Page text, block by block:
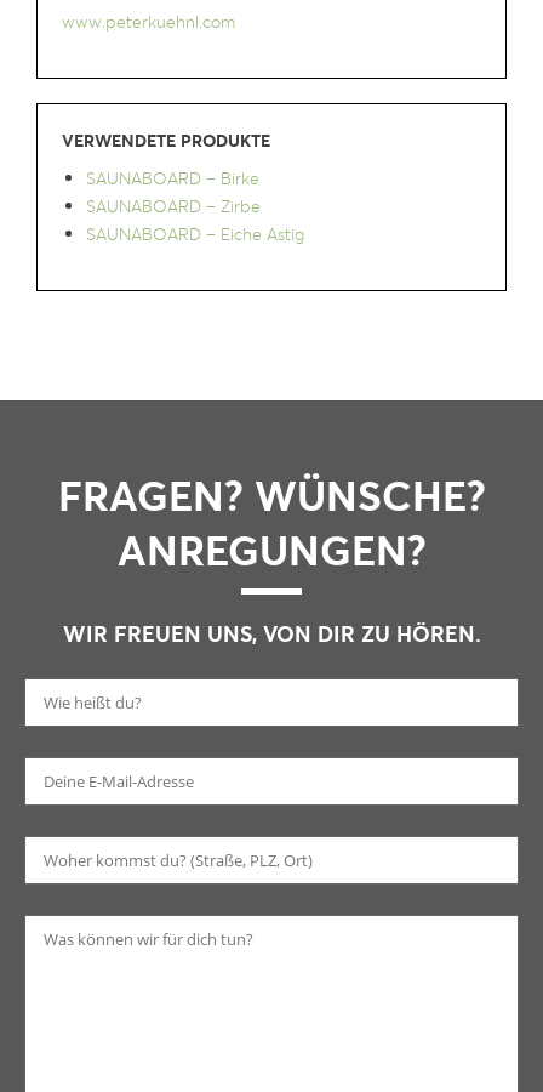
www.peterkuehnl.com
VERWENDETE PRODUKTE
SAUNABOARD – Birke
SAUNABOARD – Zirbe
SAUNABOARD – Eiche Astig
FRAGEN? WÜNSCHE?
ANREGUNGEN?
WIR FREUEN UNS, VON DIR ZU HÖREN.